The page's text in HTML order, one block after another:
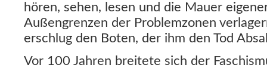
hören, sehen, lesen und die Mauer
Außengrenzen der Problemzonen
erschlug den Boten, der ihm den Tod
Vor 100 Jahren breitete sich der